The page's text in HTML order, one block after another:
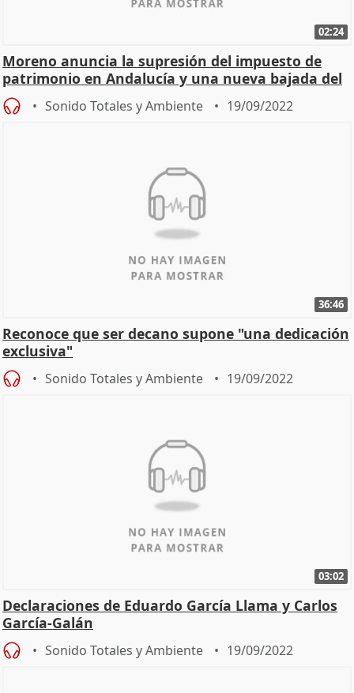
02:24
Moreno anuncia la supresión del impuesto de
patrimonio en Andalucía y una nueva bajada del
IRPF
Sonido Totales y Ambiente 19/09/2022
36:46
Reconoce que ser decano supone "una dedicación
exclusiva"
Sonido Totales y Ambiente 19/09/2022
03:02
Declaraciones de Eduardo García Llama y Carlos
García-Galán
Sonido Totales y Ambiente 19/09/2022